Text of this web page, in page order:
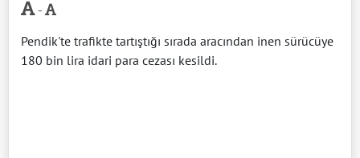
-
Pendik'te trafikte tartıştığı sırada aracından inen sürücüye
180 bin lira idari para cezası kesildi.